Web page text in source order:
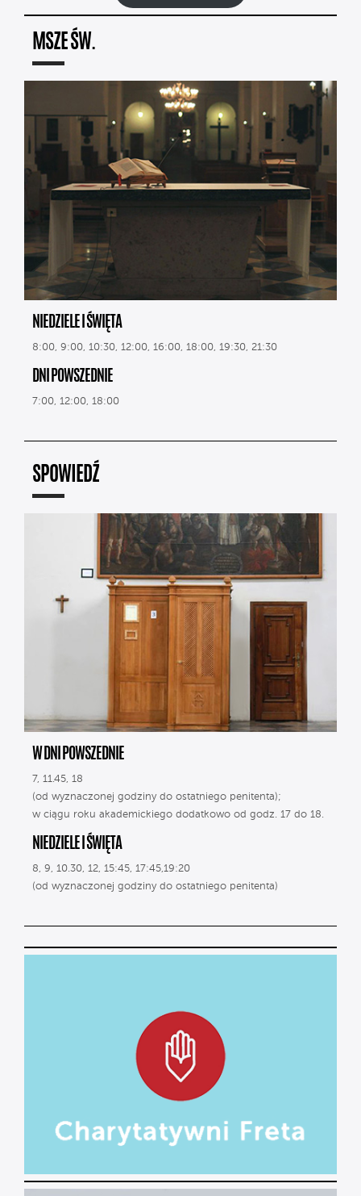
MSZE ŚW.
NIEDZIELE I ŚWIĘTA
8:00, 9:00, 10:30, 12:00, 16:00, 18:00, 19:30, 21:30
DNI POWSZEDNIE
7:00, 12:00, 18:00
SPOWIEDŹ
W DNI POWSZEDNIE
7, 11.45, 18
(od wyznaczonej godziny do ostatniego penitenta);
w ciągu roku akademickiego dodatkowo od godz. 17 do 18.
NIEDZIELE I ŚWIĘTA
8, 9, 10.30, 12, 15:45, 17:45,19:20
(od wyznaczonej godziny do ostatniego penitenta)